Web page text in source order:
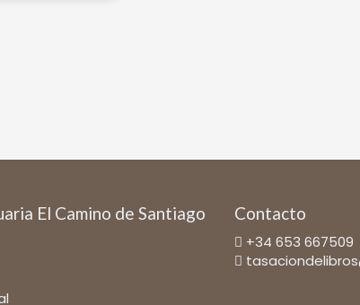
El Camino de Santiago Contacto
+34 653 667509